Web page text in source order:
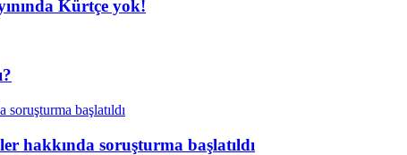
Kürtçe yok!
hakkında soruşturma başlatıldı